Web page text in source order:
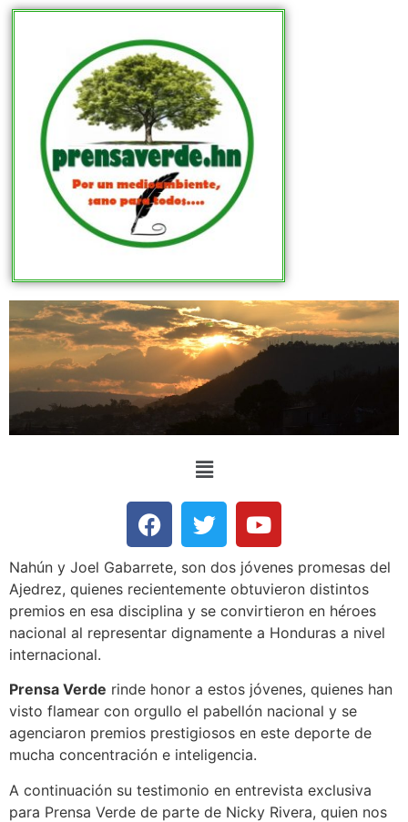
Nahún y Joel Gabarrete, son dos jóvenes promesas del
Ajedrez, quienes recientemente obtuvieron distintos
premios en esa disciplina y se convirtieron en héroes
nacional al representar dignamente a Honduras a nivel
internacional.
Prensa Verde rinde honor a estos jóvenes, quienes han
visto flamear con orgullo el pabellón nacional y se
agenciaron premios prestigiosos en este deporte de
mucha concentración e inteligencia.
A continuación su testimonio en entrevista exclusiva
para Prensa Verde de parte de Nicky Rivera, quien nos